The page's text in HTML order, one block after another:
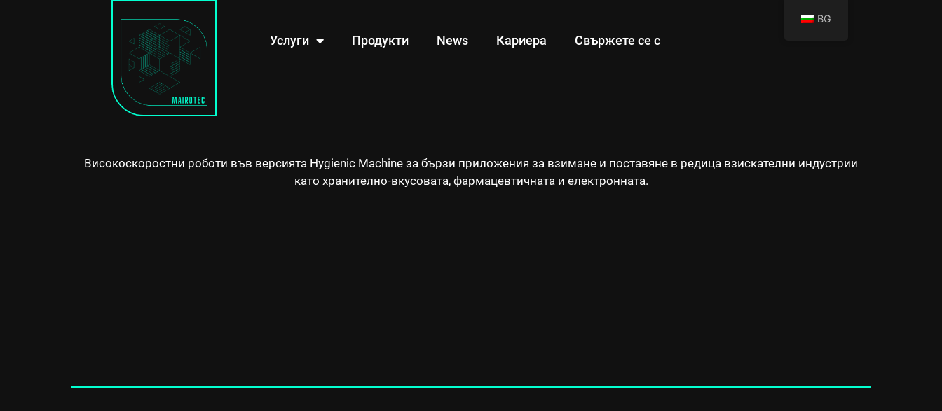
Услуги Продукти News Кариера Свържете се с
Високоскоростни роботи във версията Hygienic Machine за бързи приложения за взимане и поставяне в редица взискателни индустрии
като хранително-вкусовата, фармацевтичната и електронната.
BG